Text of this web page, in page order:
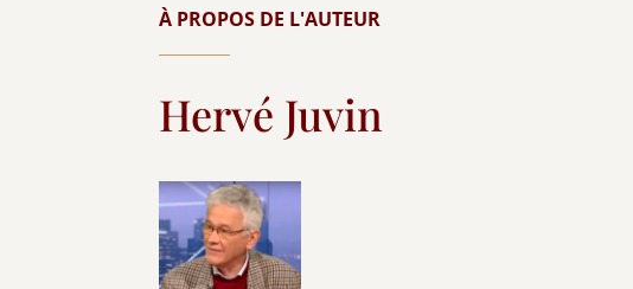
À PROPOS DE L'AUTEUR
Hervé Juvin